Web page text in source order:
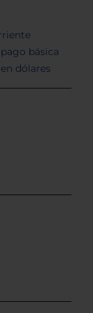
básica
dólares